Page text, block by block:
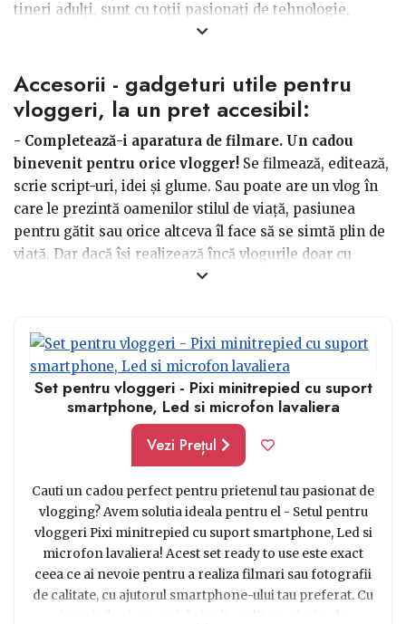
tineri adulți, sunt cu toții pasionați de tehnologie,
muzică, artă, cultură și reușesc să își adune experiența
intermediul canalelor de socializare, încurajând,
animând și distrând diferite grupuri de persoane.
Dacă ai un vlogger în cercul de prieteni, atunci faci
parte dintr-un grup vesel! De aceea, de unul singur sau
împreună cu colegii, alege un cadou practic, care să îi
susțină și să contribuie la pasiunea lui.
Accesorii - gadgeturi utile pentru
vloggeri, la un pret accesibil:
- Completează-i aparatura de filmare. Un cadou
binevenit pentru orice vlogger! Se filmează, editează,
scrie script-uri, idei și glume. Sau poate are un vlog în
care le prezintă oamenilor stilul de viață, pasiunea
pentru gătit sau orice altceva îl face să se simtă plin de
viață. Dar dacă își realizează încă vlogurile doar cu
telefonul, ar fi cazul ca acest lucru să se schimbe. Așa că
frumoase. Aparatura de filmare profesionistă poate
reprezenta punctul în care postările și ideile de vlog
avansează, se transformă - îl poți ajuta să avanseze
rapid și chiar să exceleze în acest frumos domeniu pe
Set pentru vloggeri - Pixi minitrepied cu suport
smartphone, Led si microfon lavaliera
Vezi Prețul
Cauti un cadou perfect pentru prietenul tau pasionat de
vlogging? Avem solutia ideala pentru el - Setul pentru
vloggeri Pixi minitrepied cu suport smartphone, Led si
microfon lavaliera! Acest set ready to use este exact
ceea ce ai nevoie pentru a realiza filmari sau fotografii
de calitate, cu ajutorul smartphone-ului tau preferat. Cu
imaginile si sunetul de inalta calitate oferite de